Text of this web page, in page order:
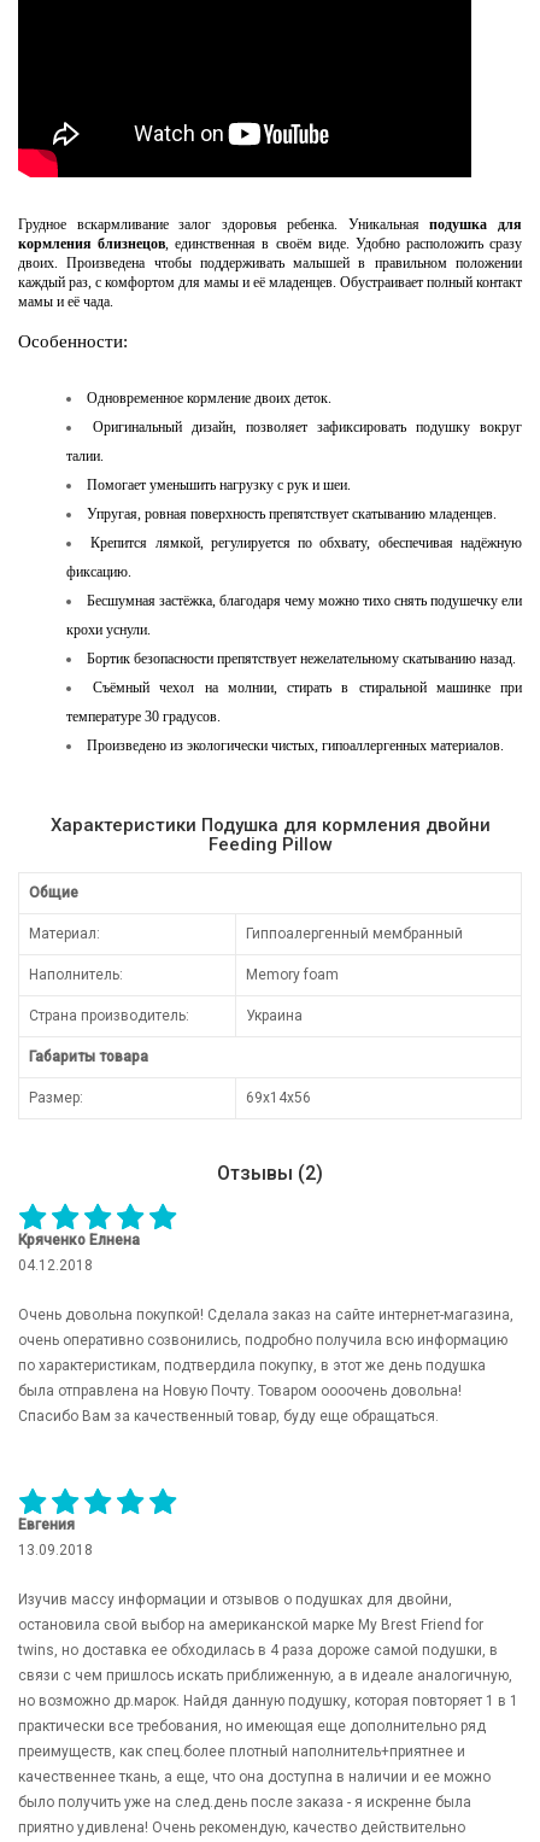
Грудное вскармливание залог здоровья ребенка. Уникальнаяподушка для
кормления близнецов, единственная в своём виде. Удобно расположить сразу
двоих. Произведена чтобы поддерживать малышей в правильном положении
каждый раз, с комфортом для мамы и её младенцев. Обустраивает полный контакт
мамы и её чада.
Особенности:
Одновременное кормление двоих деток.
Оригинальный дизайн, позволяет зафиксировать подушку вокруг
талии.
Помогает уменьшить нагрузку с рук и шеи.
Упругая, ровная поверхность препятствует скатыванию младенцев.
Крепится лямкой, регулируется по обхвату, обеспечивая надёжную
фиксацию.
Бесшумная застёжка, благодаря чему можно тихо снять подушечку ели
крохи уснули.
Бортик безопасности препятствует нежелательному скатыванию назад.
Съёмный чехол на молнии, стирать в стиральной машинке при
температуре 30 градусов.
Произведено из экологически чистых, гипоаллергенных материалов.
Характеристики Подушка для кормления двойни
Feeding Pillow
Общие
Материал: Гиппоалергенный мембранный
Наполнитель: Memory foam
Страна производитель: Украина
Габариты товара
Размер: 69х14х56
Отзывы (2)
Кряченко Елнена
04.12.2018
Очень довольна покупкой! Сделала заказ на сайте интернет-магазина,
очень оперативно созвонились, подробно получила всю информацию
по характеристикам, подтвердила покупку, в этот же день подушка
была отправлена на Новую Почту. Товаром оооочень довольна!
Спасибо Вам за качественный товар, буду еще обращаться.
Евгения
13.09.2018
Изучив массу информации и отзывов о подушках для двойни,
остановила свой выбор на американской марке My Brest Friend for
twins, но доставка ее обходилась в 4 раза дороже самой подушки, в
связи с чем пришлось искать приближенную, а в идеале аналогичную,
но возможно др.марок. Найдя данную подушку, которая повторяет 1 в 1
практически все требования, но имеющая еще дополнительно ряд
преимуществ, как спец.более плотный наполнитель+приятнее и
качественнее ткань, а еще, что она доступна в наличии и ее можно
было получить уже на след.день после заказа - я искренне была
приятно удивлена! Очень рекомендую, качество действительно